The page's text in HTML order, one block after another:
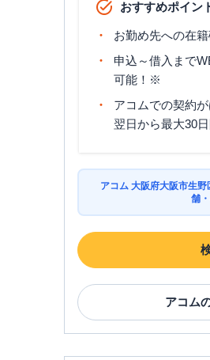
おすすめポイン
お勤め先への在
申込～借入まで
可能！※
アコムでの契約
翌日から最大30
アコム 大阪府大阪市生
舗
アコム